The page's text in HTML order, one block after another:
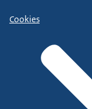
Cookies